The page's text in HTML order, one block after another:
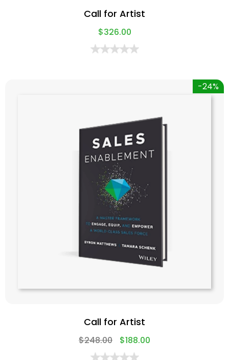
Call for Artist
$326.00
-24%
Call for Artist
$248.00 $188.00